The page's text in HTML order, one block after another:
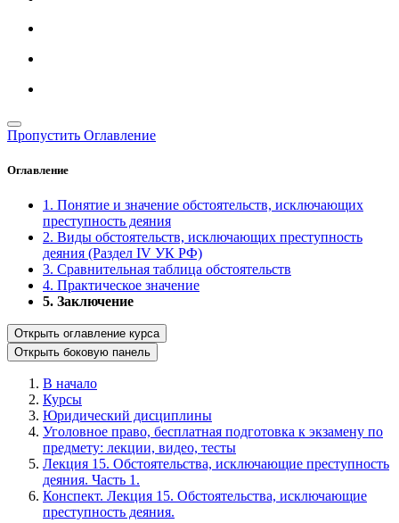
Пропустить Оглавление
Оглавление
1. Понятие и значение обстоятельств, исключающих
преступность деяния
2. Виды обстоятельств, исключающих преступность
деяния (Раздел IV УК РФ)
3. Сравнительная таблица обстоятельств
4. Практическое значение
5. Заключение
Открыть оглавление курса
Открыть боковую панель
В начало
Курсы
Юридический дисциплины
Уголовное право, бесплатная подготовка к экзамену по
предмету: лекции, видео, тесты
Лекция 15. Обстоятельства, исключающие преступность
деяния. Часть 1.
Конспект. Лекция 15. Обстоятельства, исключающие
преступность деяния.